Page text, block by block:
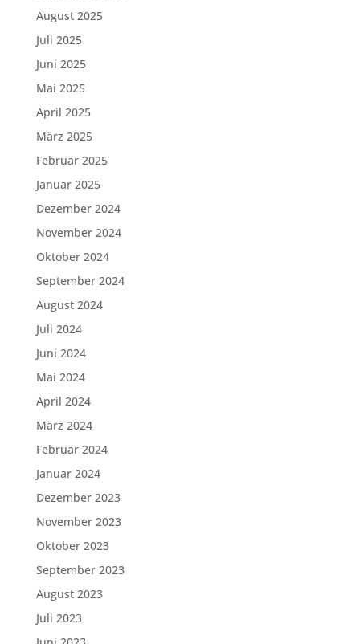
August 2025
Juli 2025
Juni 2025
Mai 2025
April 2025
März 2025
Februar 2025
Januar 2025
Dezember 2024
November 2024
Oktober 2024
September 2024
August 2024
Juli 2024
Juni 2024
Mai 2024
April 2024
März 2024
Februar 2024
Januar 2024
Dezember 2023
November 2023
Oktober 2023
September 2023
August 2023
Juli 2023